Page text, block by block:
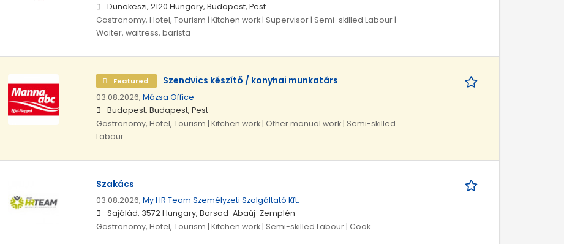
Dunakeszi, 2120 Hungary, Budapest, Pest
Gastronomy, Hotel, Tourism | Kitchen work | Supervisor | Semi-skilled Labour |
Waiter, waitress, barista
Featured Szendvics készítő / konyhai munkatárs
03.08.2026, Mázsa Office
Budapest, Budapest, Pest
Gastronomy, Hotel, Tourism | Kitchen work | Other manual work | Semi-skilled
Labour
Szakács
03.08.2026, My HR Team Személyzeti Szolgáltató Kft.
Sajólád, 3572 Hungary, Borsod-Abaúj-Zemplén
Gastronomy, Hotel, Tourism | Kitchen work | Semi-skilled Labour | Cook